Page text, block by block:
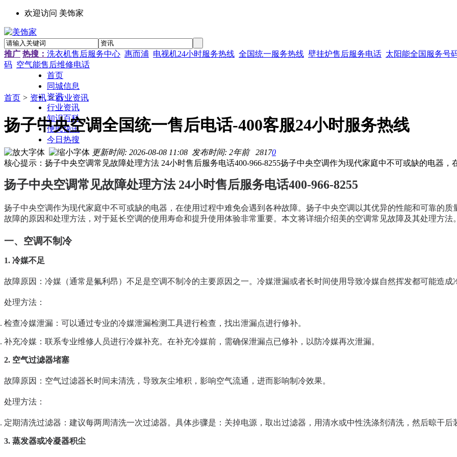
欢迎访问 美饰家
推广 热搜： 洗衣机售后服务中心 惠而浦 电视机24小时服务热线 全国统一服务热线 壁挂炉售后服务电话 太阳能全国服务号
码 空气能售后维修电话
首页
同城信息
资讯
行业资讯
知识百科
便民快讯
今日热搜
首页 > 资讯 > 行业资讯
扬子中央空调全国统一售后电话-400客服24小时服务热线
更新时间: 2026-08-08 11:08 发布时间: 2年前 28170
核心提示：扬子中央空调常见故障处理方法 24小时售后服务电话400-966-8255扬子中央空调作为现代家庭中不可或缺的电器，
扬子中央空调常见故障处理方法 24小时售后服务电话400-966-8255
扬子中央空调作为现代家庭中不可或缺的电器，在使用过程中难免会遇到各种故障。扬子中央空调以其优异的性能和可靠的
故障的原因和处理方法，对于延长空调的使用寿命和提升使用体验非常重要。本文将详细介绍美的空调常见故障及其处理方法。
一、空调不制冷
1. 冷媒不足
故障原因 ：冷媒（通常是氟利昂）不足是空调不制冷的主要原因之一。冷媒泄漏或者长时间使用导致冷媒自然挥发都可能造成
处理方法 ：
检查冷媒泄漏 ：可以通过专业的冷媒泄漏检测工具进行检查，找出泄漏点进行修补。
补充冷媒 ：联系专业维修人员进行冷媒补充。在补充冷媒前，需确保泄漏点已修补，以防冷媒再次泄漏。
2. 空气过滤器堵塞
故障原因 ：空气过滤器长时间未清洗，导致灰尘堆积，影响空气流通，进而影响制冷效果。
处理方法 ：
定期清洗过滤器 ：建议每两周清洗一次过滤器。具体步骤是：关掉电源，取出过滤器，用清水或中性洗涤剂清洗，然后晾干后
3. 蒸发器或冷凝器积尘